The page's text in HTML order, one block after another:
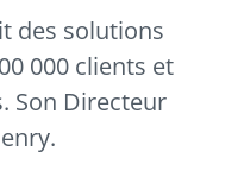
des solutions
000 clients et
Son Directeur